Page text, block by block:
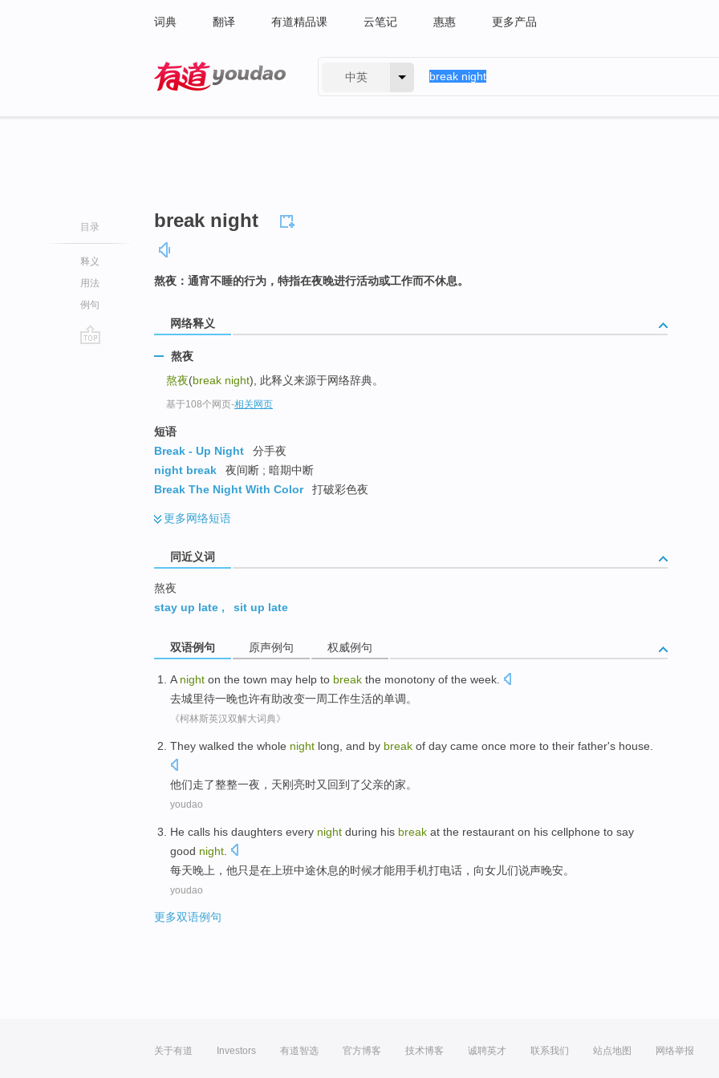
词典 翻译 有道精品课 云笔记 惠惠 更多产品
中英
目录
释义
用法
例句
break night
熬夜：通宵不睡的行为，特指在夜晚进行活动或工作而不休息。
网络释义
熬夜
熬夜(break night), 此释义来源于网络辞典。
基于108个网页-相关网页
短语
Break - Up Night
分手夜
night break
夜间断 ; 暗期中断
Break The Night With Color
打破彩色夜
更多网络短语
同近义词
熬夜
stay up late , sit up late
双语例句 原声例句 权威例句
A night on the town may help to break the monotony of the week
去城里待一晚也许有助改变一周工作生活的单调 。
《柯林斯英汉双解大词典》
They walked the whole night long , and by break of day came once more to their father's house
他们走了整整一夜 ， 天刚亮时又回到了父亲的家。
youdao
He calls his daughters every night during his break at the restaurant on his cellphone to say
good night
每天晚上 ， 他只是在 上班中途休息的时候才能用手机打电话 ，向女儿们说声晚安。
youdao
更多双语例句
关于有道 Investors 有道智选 官方博客 技术博客 诚聘英才 联系我们 站点地图 网络举报